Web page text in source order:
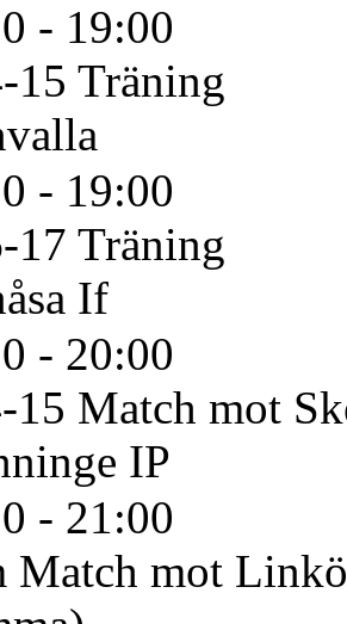
- 19:00
15 Träning
- 19:00
17 Träning
If
- 20:00
15 Match mot
IP
- 21:00
Match mot